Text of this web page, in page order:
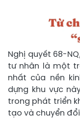
Nghị quyết 68-
tư nhân là một
nhất của nền
dựng khu vực
trong phát triển
tạo và chuyển